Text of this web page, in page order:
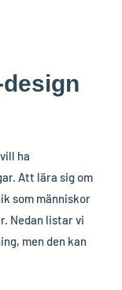
ha
Att lära sig om
som människor
Nedan listar vi
men den kan